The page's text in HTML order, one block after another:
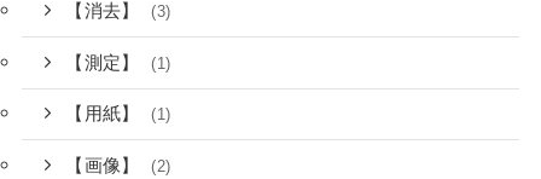
【消去】 (3)
【測定】 (1)
【用紙】 (1)
【画像】 (2)